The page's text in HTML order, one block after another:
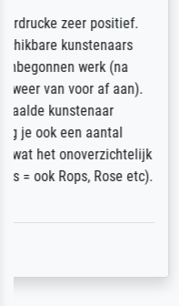
Die
getrübt, dass
angegebenen
Überraschung
Ehefrau sein
auch Geburtstag
zugestellt wurde.